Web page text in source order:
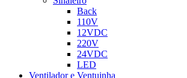
Back
110V
12VDC
220V
24VDC
LED
Ventilador e Ventuinha